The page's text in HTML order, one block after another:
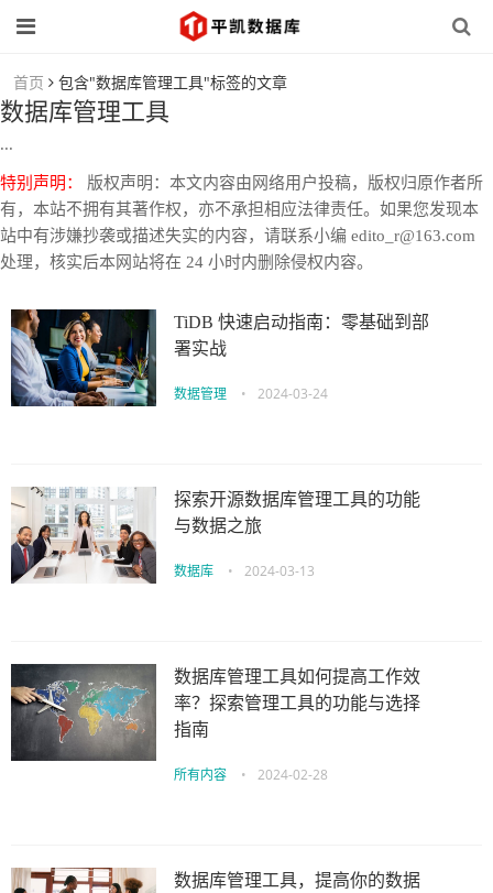
首页 包含"数据库管理工具"标签的文章
数据库管理工具
...
特别声明：
版权声明：本文内容由网络用户投稿，版权归原作者所
有，本站不拥有其著作权，亦不承担相应法律责任。如果您发现本
站中有涉嫌抄袭或描述失实的内容，请联系小编 edito_r@163.com
处理，核实后本网站将在 24 小时内删除侵权内容。
TiDB 快速启动指南：零基础到部
署实战
数据管理 • 2024-03-24
探索开源数据库管理工具的功能
与数据之旅
数据库 • 2024-03-13
数据库管理工具如何提高工作效
率？探索管理工具的功能与选择
指南
所有内容 • 2024-02-28
数据库管理工具，提高你的数据